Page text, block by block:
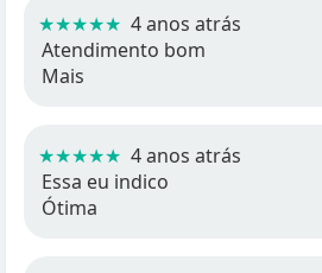
★★★★★ 4 anos atrás
Atendimento bom
Mais
★★★★★ 4 anos atrás
Essa eu indico
Ótima